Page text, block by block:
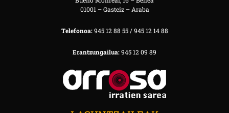
01001 – Gasteiz – Araba
Telefonoa:945 12 88 55 / 945 12 14 88
Erantzungailua:945 12 09 89